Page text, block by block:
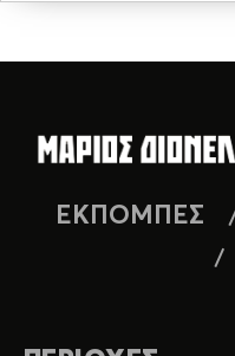
ΕΚΠΟΜΠΕΣ